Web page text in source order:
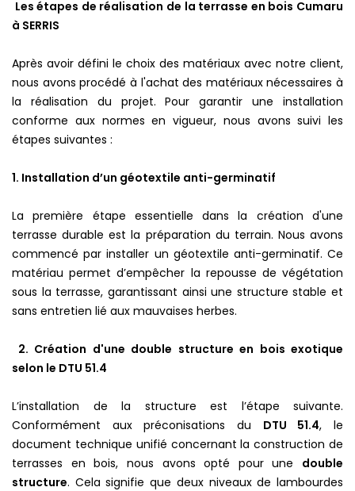
Les étapes de réalisation de la terrasse en bois Cumaru
à SERRIS
Après avoir défini le choix des matériaux avec notre client,
nous avons procédé à l'achat des matériaux nécessaires à
la réalisation du projet. Pour garantir une installation
conforme aux normes en vigueur, nous avons suivi les
étapes suivantes :
1. Installation d’un géotextile anti-germinatif
La première étape essentielle dans la création d'une
terrasse durable est la préparation du terrain. Nous avons
commencé par installer un géotextile anti-germinatif. Ce
matériau permet d’empêcher la repousse de végétation
sous la terrasse, garantissant ainsi une structure stable et
sans entretien lié aux mauvaises herbes.
2. Création d'une double structure en bois exotique
selon le DTU 51.4
L’installation de la structure est l’étape suivante.
Conformément aux préconisations du DTU 51.4, le
document technique unifié concernant la construction de
terrasses en bois, nous avons opté pour une double
structure. Cela signifie que deux niveaux de lambourdes